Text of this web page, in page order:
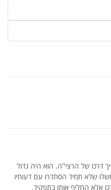
דרכו של הרצי''ה. הוא היה גדול
שלא תמיד הסתדרו עם דעותיו
אלא החליף אותו בתפקיד.